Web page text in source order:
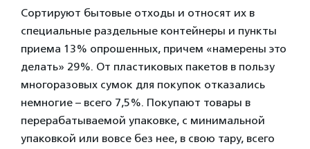
Сортируют бытовые отходы и относят их в
специальные раздельные контейнеры и пункты
приема 13% опрошенных, причем «намерены это
делать» 29%. От пластиковых пакетов в пользу
многоразовых сумок для покупок отказались
немногие – всего 7,5%. Покупают товары в
перерабатываемой упаковке, с минимальной
упаковкой или вовсе без нее, в свою тару, всего